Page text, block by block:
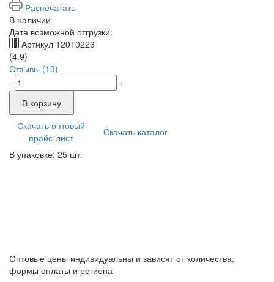
Распечатать
В наличии
Дата возможной отгрузки:
Артикул 12010223
(4.9)
Отзывы (13)
-
+
В корзину
Скачать оптовый
прайс-лист
Скачать каталог
В упаковке: 25 шт.
Оптовые цены индивидуальны и зависят от количества,
формы оплаты и региона